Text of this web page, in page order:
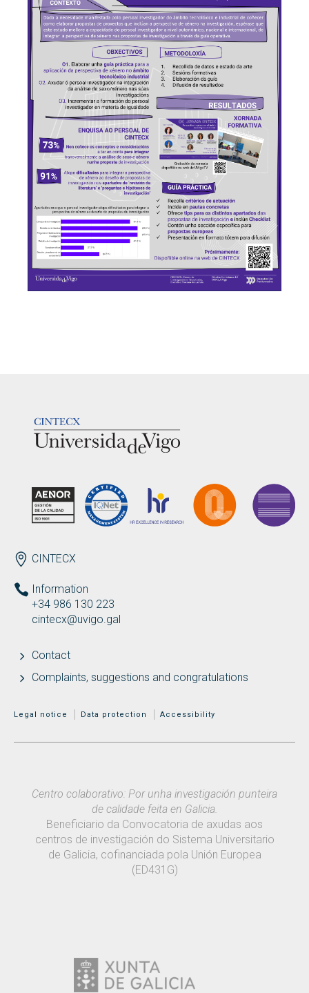
ENDEREZO EN
CINTECX
Information
+34 986 130 223
cintecx@uvigo.gal
Contact
Complaints, suggestions and congratulations
MENÚ ADICIONAL
Legal notice Data protection Accessibility
Centro colaborativo: Por unha investigación punteira
de calidade feita en Galicia.
Beneficiario da Convocatoria de axudas aos
centros de investigación do Sistema Universitario
de Galicia, cofinanciada pola Unión Europea
(ED431G)